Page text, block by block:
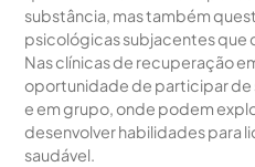
substância, mas também
psicológicas subjacentes que
Nas clínicas de recuperação
oportunidade de participar de
e em grupo, onde podem
desenvolver habilidades para
saudável.